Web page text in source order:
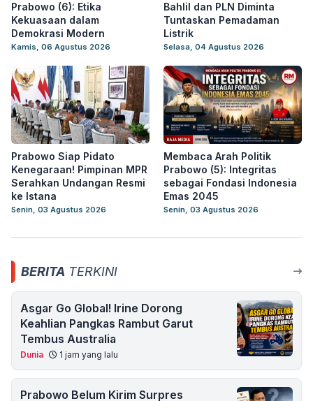
Prabowo (6): Etika
Kekuasaan dalam
Demokrasi Modern
Kamis, 06 Agustus 2026
Bahlil dan PLN Diminta
Tuntaskan Pemadaman
Listrik
Selasa, 04 Agustus 2026
Prabowo Siap Pidato
Kenegaraan! Pimpinan MPR
Serahkan Undangan Resmi
ke Istana
Senin, 03 Agustus 2026
Membaca Arah Politik
Prabowo (5): Integritas
sebagai Fondasi Indonesia
Emas 2045
Senin, 03 Agustus 2026
BERITA TERKINI
Asgar Go Global! Irine Dorong
Keahlian Pangkas Rambut Garut
Tembus Australia
Dunia 1 jam yang lalu
Prabowo Belum Kirim Surpres